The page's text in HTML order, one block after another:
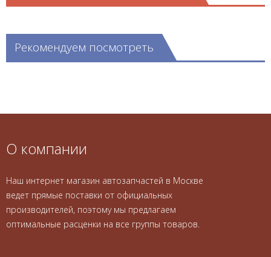
Рекомендуем посмотреть
О компании
Наш интернет магазин автозапчастей в Москве
ведет прямые поставки от официальных
производителей, поэтому мы предлагаем
оптимальные расценки на все группы товаров.